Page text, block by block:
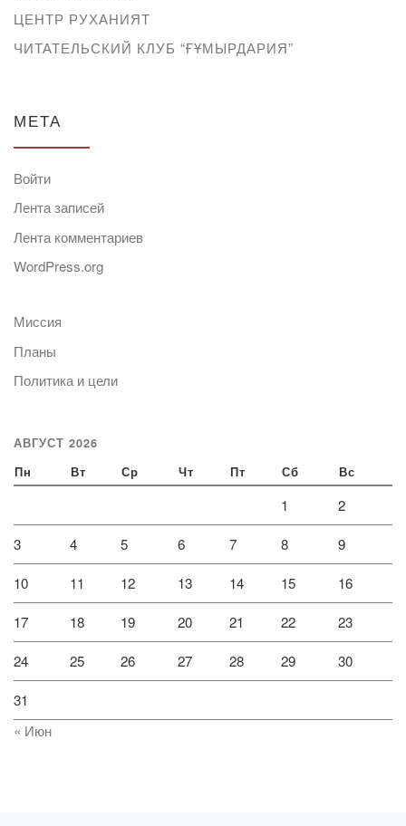
ЦЕНТР РУХАНИЯТ
ЧИТАТЕЛЬСКИЙ КЛУБ “ҒҰМЫРДАРИЯ”
МЕТА
Войти
Лента записей
Лента комментариев
WordPress.org
Миссия
Планы
Политика и цели
АВГУСТ 2026
Пн Вт Ср Чт Пт Сб Вс
1 2
3 4 5 6 7 8 9
10 11 12 13 14 15 16
17 18 19 20 21 22 23
24 25 26 27 28 29 30
31
« Июн